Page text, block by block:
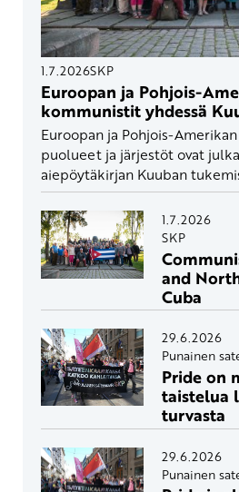
1.7.2026SKP
Euroopan ja Pohjois-
kommunistit yhdessä
Euroopan ja Pohjois-
puolueet ja järjestöt ovat
aiepöytäkirjan Kuuban
1.7.2026
SKP
and
Cuba
29.6.2026
Punainen
Pride on
taistelua
turvasta
29.6.2026
Punainen